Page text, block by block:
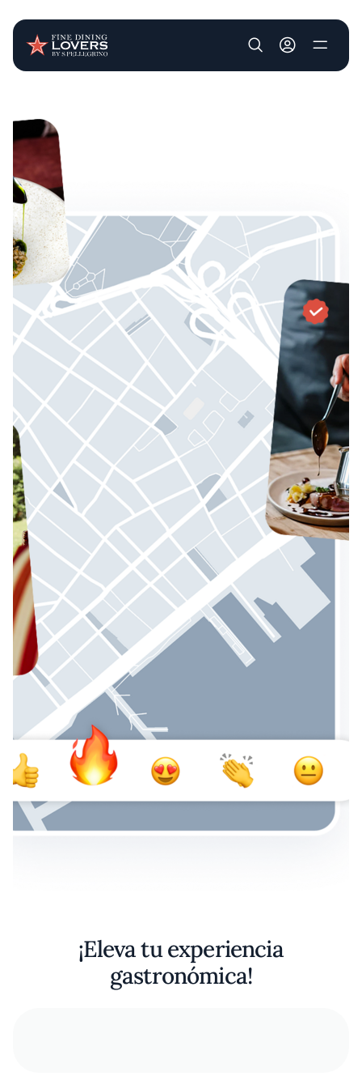
User account
¡Eleva tu experiencia
gastronómica!